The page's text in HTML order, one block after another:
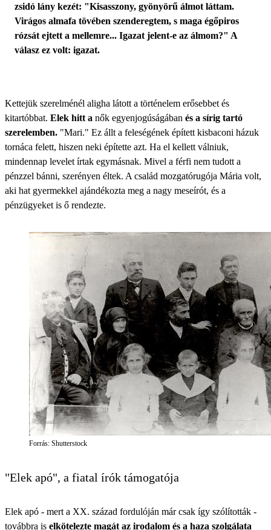
zsidó lány kezét: "Kisasszony, gyönyörű álmot láttam.
Virágos almafa tövében szenderegtem, s maga égőpiros
rózsát ejtett a mellemre... Igazat jelent-e az álmom?" A
válasz ez volt: igazat.
Kettejük szerelménél aligha látott a történelem erősebbet és
kitartóbbat. Elek hitt a nők egyenjogúságában és a sírig tartó
szerelemben. "Mari." Ez állt a feleségének épített kisbaconi házuk
tornáca felett, hiszen neki építette azt. Ha el kellett válniuk,
mindennap levelet írtak egymásnak. Mivel a férfi nem tudott a
pénzzel bánni, szerényen éltek. A család mozgatórugója Mária volt,
aki hat gyermekkel ajándékozta meg a nagy meseírót, és a
pénzügyeket is ő rendezte.
Forrás: Shutterstock
"Elek apó", a fiatal írók támogatója
Elek apó - mert a XX. század fordulóján már csak így szólították -
továbbra is elkötelezte magát az irodalom és a haza szolgálata